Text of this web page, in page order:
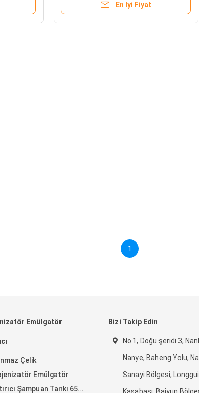
En Iyi Fiyat
1
Emülgatör
Çelik
Emülgatör
Şampuan Tankı 65
Bizi Takip Edin
No.1, Doğu şeridi 3,
Nanye, Baheng Yolu,
Sanayi Bölgesi, Longgui